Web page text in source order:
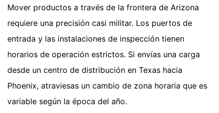
Mover productos a través de la frontera de Arizona
requiere una precisión casi militar. Los puertos de
entrada y las instalaciones de inspección tienen
horarios de operación estrictos. Si envías una carga
desde un centro de distribución en Texas hacia
Phoenix, atraviesas un cambio de zona horaria que es
variable según la época del año.